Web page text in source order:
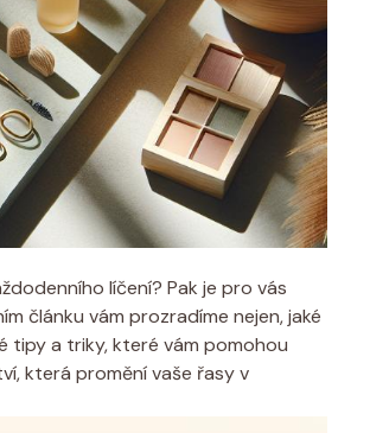
líčení? Pak je pro vás
článku vám prozradíme nejen, jaké
tipy a triky, které vám pomohou
která promění vaše řasy v